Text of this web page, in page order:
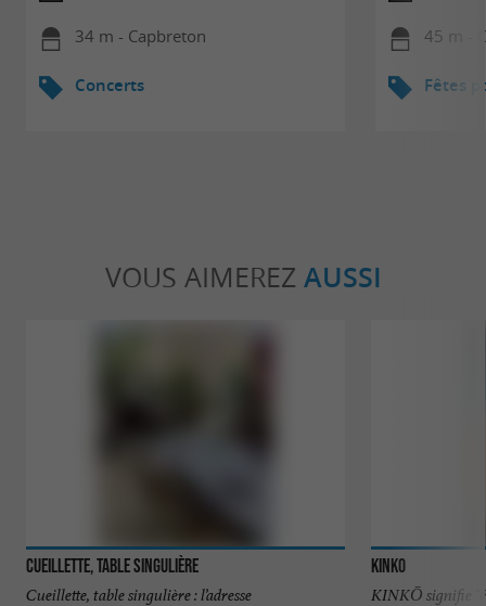
34 m - Capbreton
Concerts
45 m -
Fêtes
VOUS AIMEREZ AUSSI
Cueillette, Table Singulière
Cueillette, table singulière : l’adresse
Kinko
KINKŌ signifie